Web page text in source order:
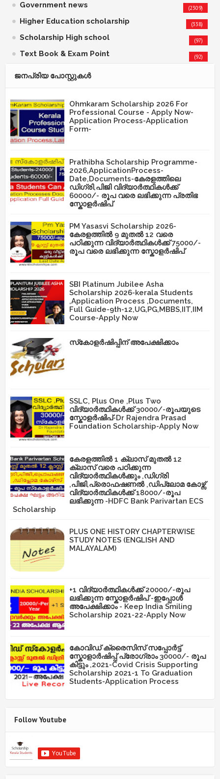
Government news (2309)
Higher Education scholarship (338)
Scholarship High school (97)
Text Book & Exam Point (92)
ജനപ്രിയ പോസ്റ്റുകള്‍‌
Ohmkaram Scholarship 2026 For
Professional Course - Apply Now-
Application Process-Application
Form-
Prathibha Scholarship Programme-
2026,ApplicationProcess-
Date,Documents-കേരളത്തിലെ
ഡിഗ്രി,പിജി വിദ്യാർത്ഥികൾക്ക്
60000/- രൂപ വരെ ലഭിക്കുന്ന പ്രതിഭ
സ്കോളർഷിപ്
PM Yasasvi Scholarship 2026-
കേരളത്തിൽ 9 മുതൽ 12 വരെ
പഠിക്കുന്ന വിദ്യാർത്ഥികൾക്ക് 75000/-
രൂപ വരെ ലഭിക്കുന്ന സ്കോളർഷിപ്
SBI Platinum Jubilee Asha
Scholarship 2026-kerala Students
,Application Process ,Documents,
Full Guide-9th-12,UG,PG,MBBS,IIT,IIM
Course-Apply Now
സ്‌കോളർഷിപ്പിന് അപേക്ഷിക്കാം
SSLC, Plus One ,Plus Two
വിദ്യാർത്ഥികൾക്ക് 30000/-രൂപയുടെ
സ്കോളർഷിപ്-Dr Rajendra Prasad
Foundation Scholarship-Apply Now
കേരളത്തിൽ 1 ക്ലാസ് മുതൽ 12
ക്ലാസ് വരെ പഠിക്കുന്ന
വിദ്യാർത്ഥികൾക്കും ,ഡിഗ്രി
,പിജി,പ്രൊഫഷണൽ ,ഡിപ്ലോമ കോഴ്സ്
വിദ്യാർത്ഥികൾക്ക് 18000/-രൂപ
ലഭിക്കുന്ന -HDFC Bank Parivartan ECS
Scholarship
PLUS ONE HISTORY CHAPTERWISE
STUDY NOTES (ENGLISH AND
MALAYALAM)
+1 വിദ്യാർത്ഥികൾക്ക് 20000/-രൂപ
ലഭിക്കുന്ന സ്കോളർഷിപ് -ഇപ്പോൾ
അപേക്ഷിക്കാം - Keep India Smiling
Scholarship 2021-22-Apply Now
കോവിഡ് ക്രൈസിസ് സപ്പോർട്ട്
സ്കോളാർഷിപ്പ് പ്രോഗ്രാം 30000/- രൂപ
കിട്ടും ,2021-Covid Crisis Supporting
Scholarship 2021-1 To Graduation
Students-Application Process
Follow Youtube